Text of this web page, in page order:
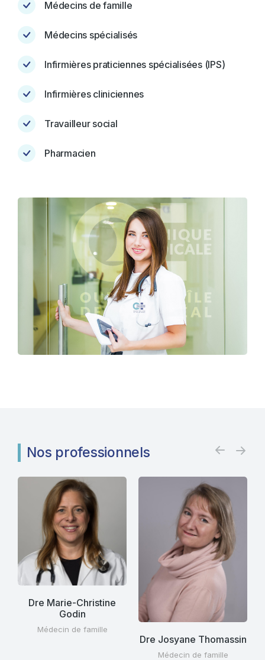
Médecins de famille
Médecins spécialisés
Infirmières praticiennes spécialisées (IPS)
Infirmières cliniciennes
Travailleur social
Pharmacien
Nos professionnels
Dre Marie-Christine
Godin
Médecin de famille
Dre Josyane Thomassin
Médecin de famille